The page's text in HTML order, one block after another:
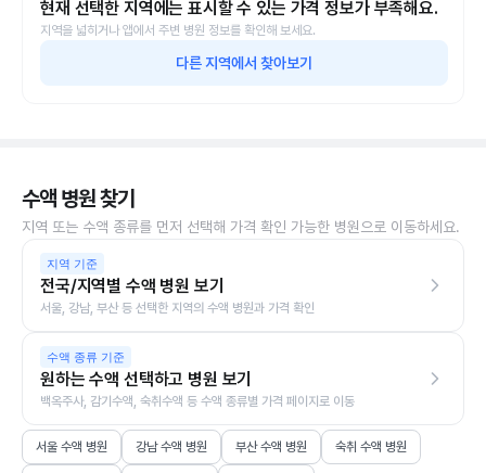
현재 선택한 지역에는 표시할 수 있는 가격 정보가 부족해요.
지역을 넓히거나 앱에서 주변 병원 정보를 확인해 보세요.
다른 지역에서 찾아보기
수액 병원 찾기
지역 또는 수액 종류를 먼저 선택해 가격 확인 가능한 병원으로 이동하세요.
지역 기준
전국/지역별 수액 병원 보기
서울, 강남, 부산 등 선택한 지역의 수액 병원과 가격 확인
수액 종류 기준
원하는 수액 선택하고 병원 보기
백옥주사, 감기수액, 숙취수액 등 수액 종류별 가격 페이지로 이동
서울 수액 병원 강남 수액 병원 부산 수액 병원 숙취 수액 병원